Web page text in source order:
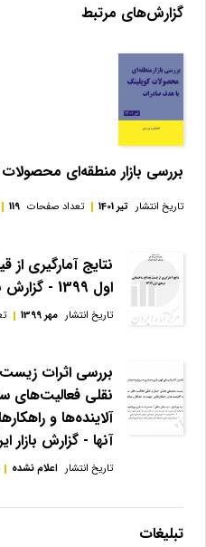
گزارش‌های مرتبط
بررسی بازار منطقه‌ای
تاریخ انتشار تیر 1401 تعداد صفحات 119
نتايج آمارگيری
اول 1399 - گزارش بازار ایران
تاریخ انتشار مهر 1399
بررسی اثرات
نقلی فعالیت‌های
آلاینده‌ها و
آنها - گزارش بازار
تاریخ انتشار اعلام نشده
تبلیغات